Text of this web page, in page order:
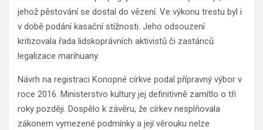
jehož pěstování se dostal do vězení. Ve výkonu trestu byl i
v době podání kasační stížnosti. Jeho odsouzení
kritizovala řada lidskoprávních aktivistů či zastánců
legalizace marihuany.
Návrh na registraci Konopné církve podal přípravný výbor v
roce 2016. Ministerstvo kultury jej definitivně zamítlo o tři
roky později. Dospělo k závěru, že církev nesplňovala
zákonem vymezené podmínky a její věrouku nelze